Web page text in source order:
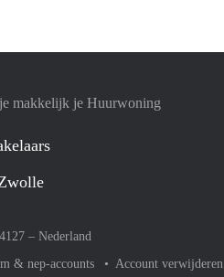
makkelijk je Huurwoning
– Nederland
& nep-accounts Account verwijderen